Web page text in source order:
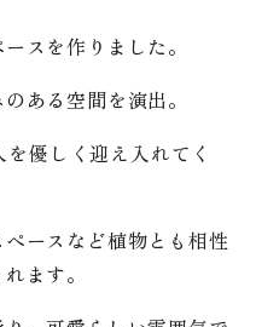
スを作りました。
ある空間を演出。
優しく迎え入れてく
ースなど植物とも相性
ます。